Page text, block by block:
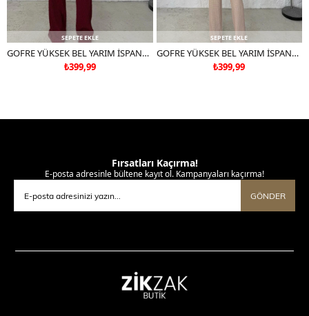
SEPETE EKLE
GOFRE YÜKSEK BEL YARIM İSPANYOL PAÇA PANTOLON BORDO
₺399,99
SEPETE EKLE
GOFRE YÜKSEK BEL YARIM İSPANYOL PAÇA PANTOLON BEJ
₺399,99
Fırsatları Kaçırma!
E-posta adresinle bültene kayıt ol. Kampanyaları kaçırma!
GÖNDER